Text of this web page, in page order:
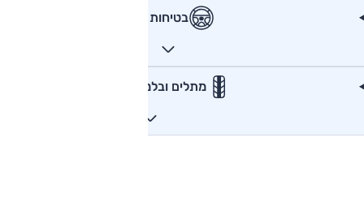
בטיחות
מתלים ובלמים